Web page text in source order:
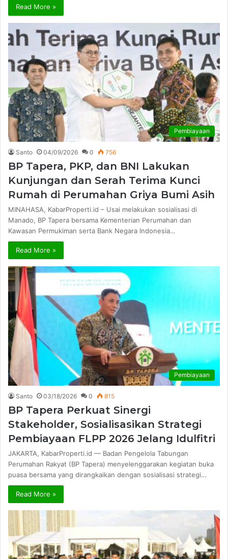
Read More »
Pembiayaan
Santo 04/09/2026 0 756
BP Tapera, PKP, dan BNI Lakukan
Kunjungan dan Serah Terima Kunci
Rumah di Perumahan Griya Bumi Asih
MINAHASA, KabarProperti.id – Usai melakukan sosialisasi di
Manado, BP Tapera bersama Kementerian Perumahan dan
Kawasan Permukiman serta Bank Negara Indonesia…
Read More »
Pembiayaan
Santo 03/18/2026 0 815
BP Tapera Perkuat Sinergi
Stakeholder, Sosialisasikan Strategi
Pembiayaan FLPP 2026 Jelang Idulfitri
JAKARTA, KabarProperti.id — Badan Pengelola Tabungan
Perumahan Rakyat (BP Tapera) menyelenggarakan kegiatan buka
puasa bersama yang dirangkaikan dengan sosialisasi strategi…
Read More »